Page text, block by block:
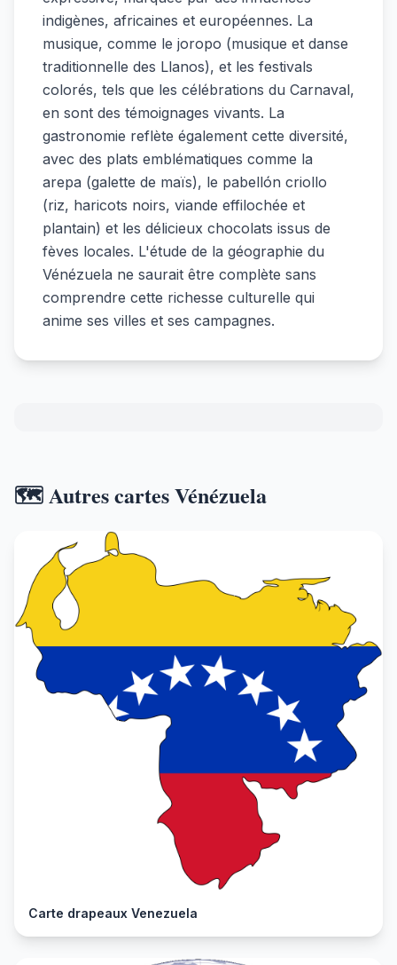
indigènes, africaines et européennes. La
musique, comme le joropo (musique et danse
traditionnelle des Llanos), et les festivals
colorés, tels que les célébrations du Carnaval,
en sont des témoignages vivants. La
gastronomie reflète également cette diversité,
avec des plats emblématiques comme la
arepa (galette de maïs), le pabellón criollo
(riz, haricots noirs, viande effilochée et
plantain) et les délicieux chocolats issus de
fèves locales. L'étude de la géographie du
Vénézuela ne saurait être complète sans
comprendre cette richesse culturelle qui
anime ses villes et ses campagnes.
🗺️ Autres cartes Vénézuela
Carte drapeaux Venezuela